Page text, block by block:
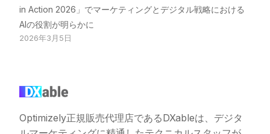
in Action 2026」でマーケティングとデジタル戦略における
AIの役割が明らかに
2026年3月5日
Optimizely正規販売代理店であるDXableは、デジタ